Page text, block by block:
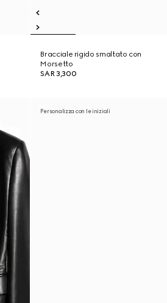
Bracciale rigido smaltato con
Morsetto
SAR 3,300
Personalizza con le iniziali